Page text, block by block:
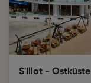
S'Illot - Ostküste